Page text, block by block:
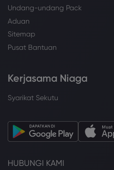
Undang-undang Pack
Aduan
Sitemap
Pusat Bantuan
Kerjasama Niaga
Syarikat Sekutu
HUBUNGI KAMI